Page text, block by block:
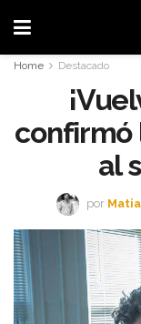
Home Destacado
confirmó
al
por